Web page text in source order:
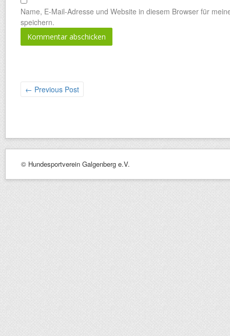
Name, E-Mail-Adresse und Website in diesem Browser für
speichern.
← Previous Post
© Hundesportverein Galgenberg e.V.